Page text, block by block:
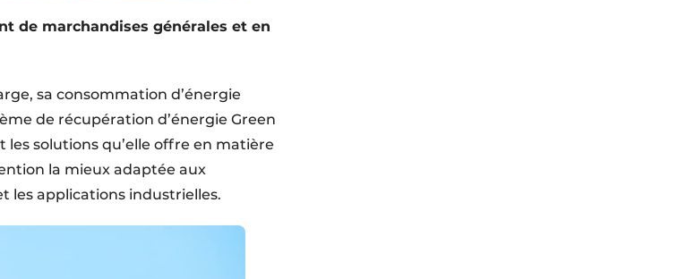
de marchandises générales et en
sa consommation d’énergie
de récupération d’énergie Green
solutions qu’elle offre en matière
la mieux adaptée aux
les applications industrielles.